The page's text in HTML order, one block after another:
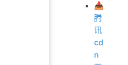
📥
腾
讯
cd
n